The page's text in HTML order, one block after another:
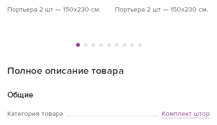
Портьера 2 шт — 150х230 см.
Портьера 2 шт — 150х230 см.
Полное описание товара
Общие
Категория товара
Комплект штор